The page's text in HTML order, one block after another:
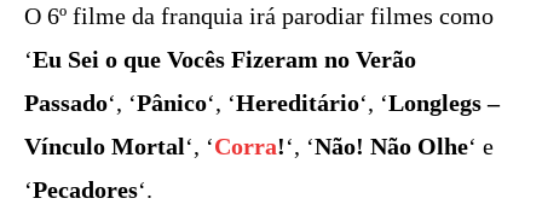
O 6º filme da franquia irá parodiar filmes como
‘Eu Sei o que Vocês Fizeram no Verão
Passado‘, ‘Pânico‘, ‘Hereditário‘, ‘Longlegs –
Vínculo Mortal‘, ‘Corra!‘, ‘Não! Não Olhe‘ e
‘Pecadores‘.